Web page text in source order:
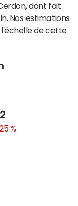
dont fait
Nos estimations
de cette
%